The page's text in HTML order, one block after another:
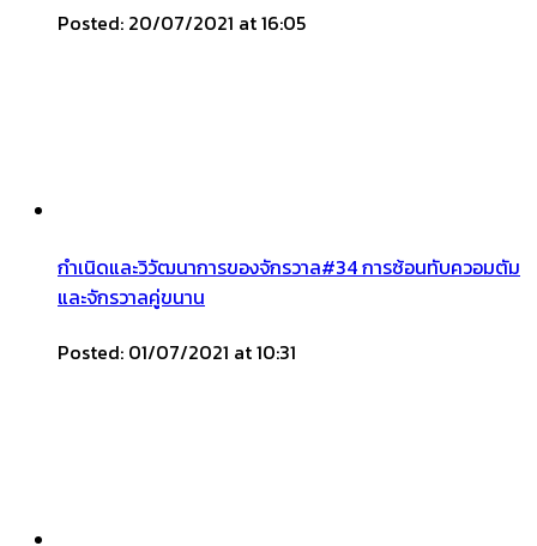
Posted: 20/07/2021 at 16:05
กำเนิดและวิวัฒนาการของจักรวาล#34 การซ้อนทับควอมตัม
และจักรวาลคู่ขนาน
Posted: 01/07/2021 at 10:31